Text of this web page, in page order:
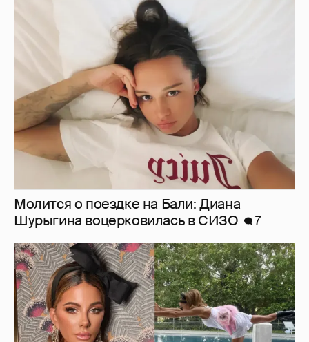
Молится о поездке на Бали: Диана
Шурыгина воцерковилась в СИЗО
7